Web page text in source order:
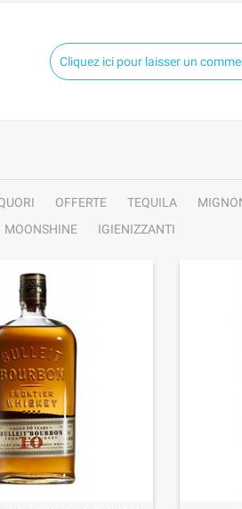
Cliquez ici pour laisser un
OFFERTE TEQUILA
MOONSHINE IGIENIZZANTI